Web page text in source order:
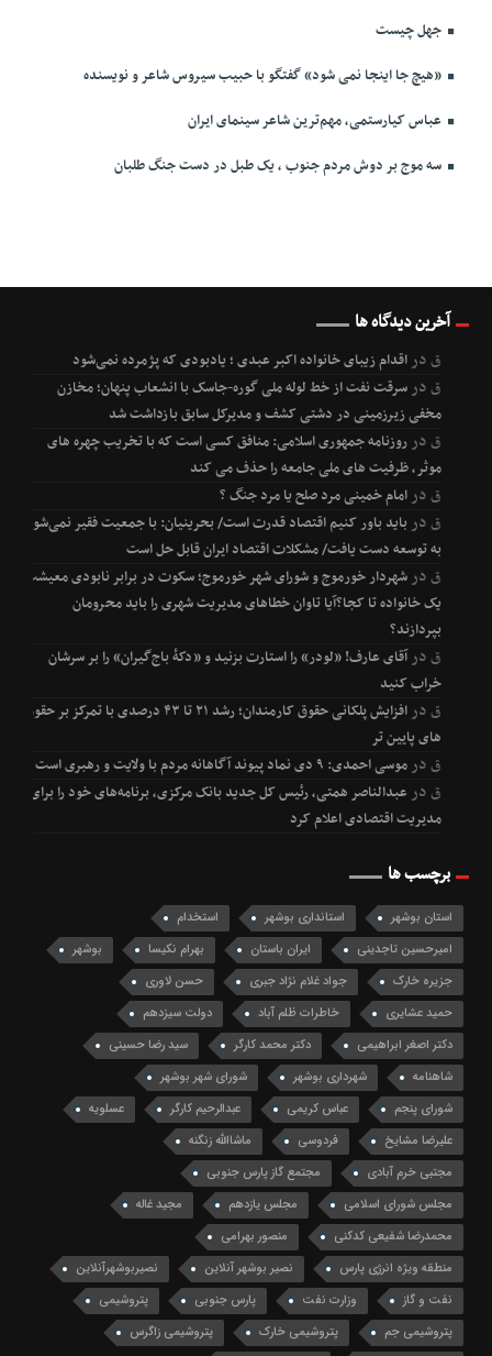
جهل چیست
«هیچ جا اینجا نمی شود» گفتگو با حبیب سیروس شاعر و نویسنده
عباس کیارستمی، مهم‌ترین شاعر سینمای ایران
سه موج بر دوش مردم جنوب ، یک طبل در دست جنگ طلبان
آخرین دیدگاه ها
قدراقدام زیبای خانواده اکبر عبدی ؛ یادبودی که پژمرده نمی‌شود
قدرسرقت نفت از خط لوله ملی گوره-جاسک با انشعاب پنهان؛ مخازن
مخفی زیرزمینی در دشتی کشف و مدیرکل سابق بازداشت شد
قدرروزنامه جمهوری اسلامی: منافق کسی است که با تخریب چهره های
موثر، ظرفیت های ملی جامعه را حذف می کند
قدرامام خمینی مرد صلح یا مرد جنگ ؟
قدرباید باور کنیم اقتصاد قدرت است/ بحرینیان: با جمعیت فقیر نمی‌شود
به توسعه دست یافت/ مشکلات اقتصاد ایران قابل حل است
قدرشهردار خورموج و شورای شهر خورموج؛ سکوت در برابر نابودی معیشت
یک خانواده تا کجا؟آیا تاوان خطاهای مدیریت شهری را باید محرومان
بپردازند؟
قدرآقای عارف! «لودر» را استارت بزنید و «دکۀ باج‌گیران» را بر سرشان
خراب کنید
قدر
افزایش پلکانی حقوق کارمندان؛ رشد ۲۱ تا ۴۳ درصدی با تمرکز بر حقوق
های پایین تر
قدرموسی احمدی: ۹ دی نماد پیوند آگاهانه مردم با ولایت و رهبری است
قدرعبدالناصر همتی، رئیس کل جدید بانک مرکزی، برنامه‌های خود را برای
مدیریت اقتصادی اعلام کرد
برچسب ها
استان بوشهر استانداری بوشهر
استخدام
امیرحسین تاجدینی
ایران باستان بهرام نکیسا
بوشهر
جزیره خارک
جواد غلام نژاد جبری
حسن لاوری
حمید عشایری
خاطرات ظلم آباد
دولت سیزدهم
دکتر اصغر ابراهیمی
دکتر محمد کارگر
سید رضا حسینی
شاهنامه
شهرداری بوشهر
شورای شهر بوشهر
شورای پنجم
عباس کریمی عبدالرحیم کارگر
عسلویه
علیرضا مشایخ
فردوسی
ماشاالله زنگنه
مجتبی خرم آبادی
مجتمع گاز پارس جنوبی
مجلس شورای اسلامی
مجلس یازدهم
مجید غاله
محمدرضا شفیعی کدکنی
منصور بهرامی
منطقه ویژه انرژی پارس
نصیر بوشهر آنلاین
نصیربوشهرآنلاین
نفت و گاز
وزارت نفت پارس جنوبی
پتروشیمی
پتروشیمی جم
پتروشیمی خارک
پتروشیمی زاگرس